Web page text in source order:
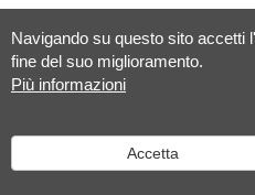
Navigando su questo sito accetti
fine del suo miglioramento.
Più informazioni
Accetta